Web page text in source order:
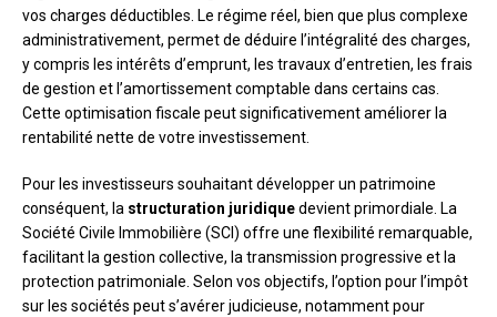
vos charges déductibles. Le régime réel, bien que plus complexe
administrativement, permet de déduire l’intégralité des charges,
y compris les intérêts d’emprunt, les travaux d’entretien, les frais
de gestion et l’amortissement comptable dans certains cas.
Cette optimisation fiscale peut significativement améliorer la
rentabilité nette de votre investissement.
Pour les investisseurs souhaitant développer un patrimoine
conséquent, la structuration juridiquedevient primordiale. La
Société Civile Immobilière (SCI) offre une flexibilité remarquable,
facilitant la gestion collective, la transmission progressive et la
protection patrimoniale. Selon vos objectifs, l’option pour l’impôt
sur les sociétés peut s’avérer judicieuse, notamment pour